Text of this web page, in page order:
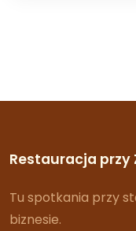
Restauracja przy
Tu spotkania przy
biznesie.